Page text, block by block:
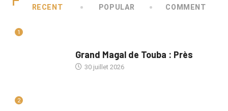
RECENT POPULAR COMMENT
1
Grand Magal de Touba : Près
30 juillet 2026
2